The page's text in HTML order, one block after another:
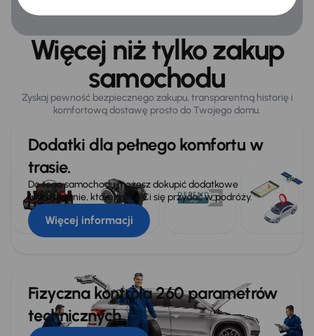
Więcej niż tylko zakup
samochodu
Zyskaj pewność bezpiecznego zakupu, transparentną historię i
komfortową dostawę prosto do Twojego domu.
Dodatki dla pełnego komfortu w
trasie.
Do tego samochodu możesz dokupić dodatkowe
wyposażenie, które może Ci się przydać w podróży.
Więcej informacji
Fizyczna kontrola 260 parametrów
technicznych